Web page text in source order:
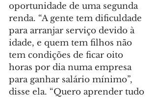
oportunidade de uma segunda
renda. “A gente tem dificuldade
para arranjar serviço devido à
idade, e quem tem filhos não
tem condições de ficar oito
horas por dia numa empresa
para ganhar salário mínimo”,
disse ela. “Quero aprender tudo